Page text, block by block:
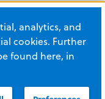
analytics, and
cookies. Further
found here, in